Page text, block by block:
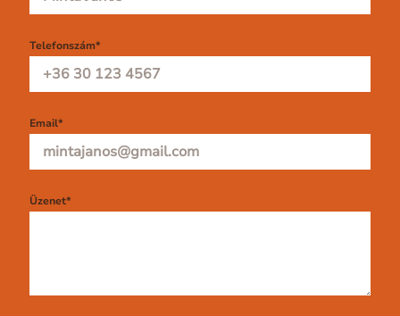
Telefonszám*
Email*
Üzenet*